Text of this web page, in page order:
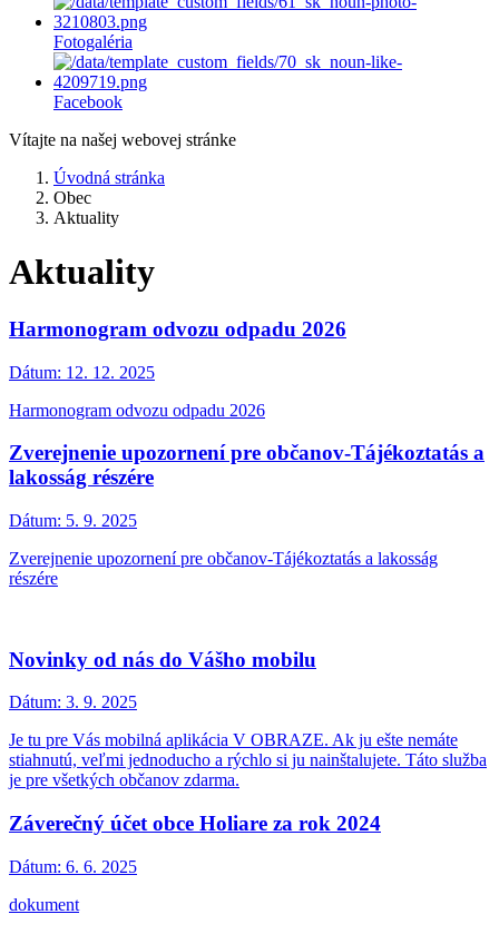
Fotogaléria
Facebook
Vítajte na našej webovej stránke
Úvodná stránka
Obec
Aktuality
Aktuality
Harmonogram odvozu odpadu 2026
Dátum: 12. 12. 2025
Harmonogram odvozu odpadu 2026
Zverejnenie upozornení pre občanov-Tájékoztatás a
lakosság részére
Dátum: 5. 9. 2025
Zverejnenie upozornení pre občanov-Tájékoztatás a lakosság
részére
Novinky od nás do Vášho mobilu
Dátum: 3. 9. 2025
Je tu pre Vás mobilná aplikácia V OBRAZE. Ak ju ešte nemáte
stiahnutú, veľmi jednoducho a rýchlo si ju nainštalujete. Táto služba
je pre všetkých občanov zdarma.
Záverečný účet obce Holiare za rok 2024
Dátum: 6. 6. 2025
dokument